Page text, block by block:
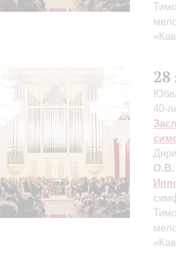
28
40-
О.В.